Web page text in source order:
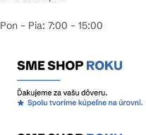
Pon – Pia: 7:00 – 15:00